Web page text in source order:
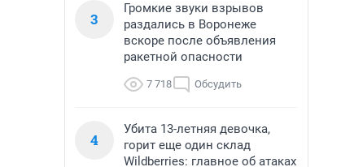
3
Громкие звуки взрывов
раздались в Воронеже
вскоре после объявления
ракетной опасности
7 718 Обсудить
4
Убита 13-летняя девочка,
горит еще один склад
Wildberries: главное об атаках